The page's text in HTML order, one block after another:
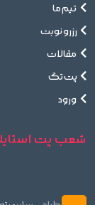
تیم ما
رزرو نوبت
مقالات
پت تگ
ورود
شعب پت